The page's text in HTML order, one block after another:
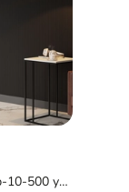
Книжный шкаф Лестер-10-500 угловой